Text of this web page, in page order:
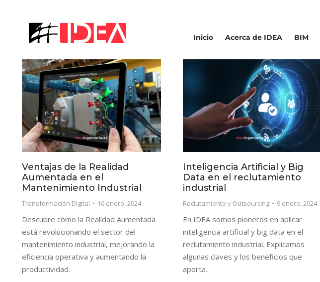
Inicio Acerca de IDEA BIM
Ventajas de la Realidad
Aumentada en el
Mantenimiento Industrial
Transformación Digital 16 enero, 2024
Descubre cómo la Realidad Aumentada
está revolucionando el sector del
mantenimiento industrial, mejorando la
eficiencia operativa y aumentando la
productividad.
Inteligencia Artificial y Big
Data en el reclutamiento
industrial
Reclutamiento y Outsourcing 9 enero, 2024
En IDEA somos pioneros en aplicar
inteligencia artificial y big data en el
reclutamiento industrial. Explicamos
algunas claves y los beneficios que
aporta.